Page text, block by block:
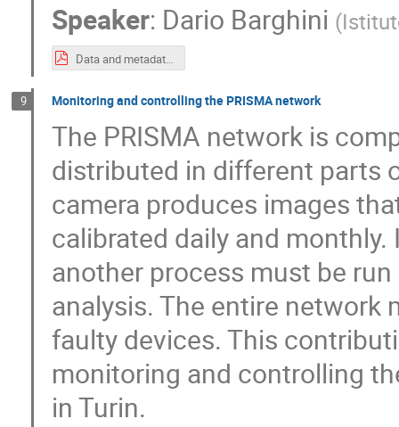
Speaker: Dario Barghini (
Data and metadata of the PRISMA database.pdf
9 Monitoring and controlling the PRISMA network
The PRISMA network is
distributed in different parts
camera produces images
calibrated daily and
another process must be
analysis. The entire
faulty devices. This
monitoring and controlling
in Turin.